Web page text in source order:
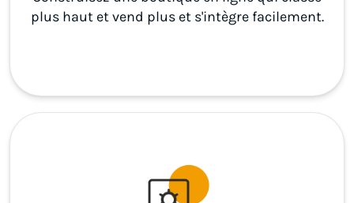
plus haut et vend plus et s'intègre facilement.